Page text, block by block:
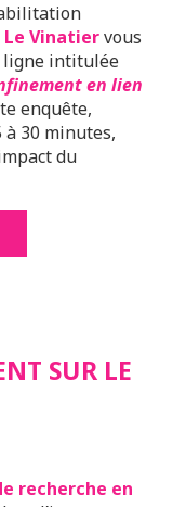
Vinatiervous
ligne intitulée
en lien
enquête,
30 minutes,
du
SUR LE
recherche en